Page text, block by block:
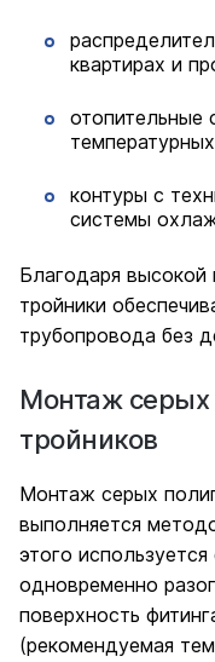
квартирах и
отопительные
контуры с
системы
Благодаря высокой
тройники
трубопровода без
Монтаж
тройников
Монтаж серых
выполняется
этого
одновременно
поверхность
(рекомендуемая